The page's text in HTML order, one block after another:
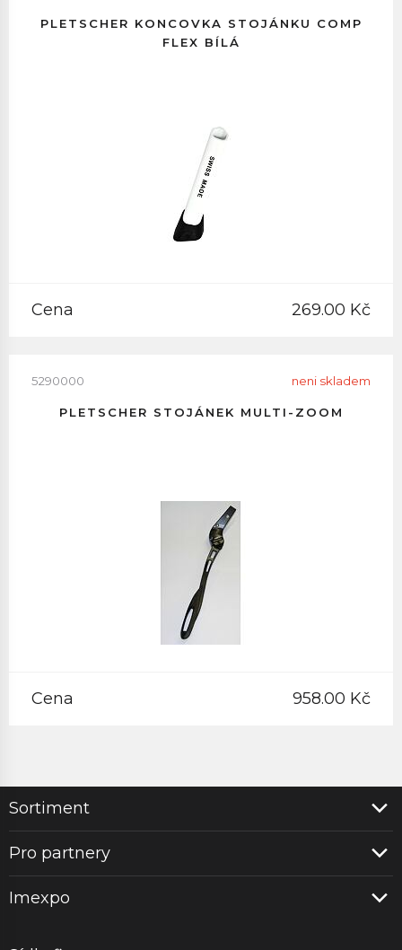
PLETSCHER KONCOVKA STOJÁNKU COMP
FLEX BÍLÁ
Cena 269.00 Kč
5290000 neni skladem
PLETSCHER STOJÁNEK MULTI-ZOOM
Cena 958.00 Kč
Sortiment
Pro partnery
Imexpo